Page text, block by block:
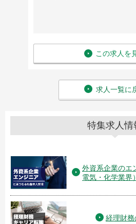
この求人を
求人一覧に
特集求人情
外資系企業のエ
電気・化学業界）
経理財